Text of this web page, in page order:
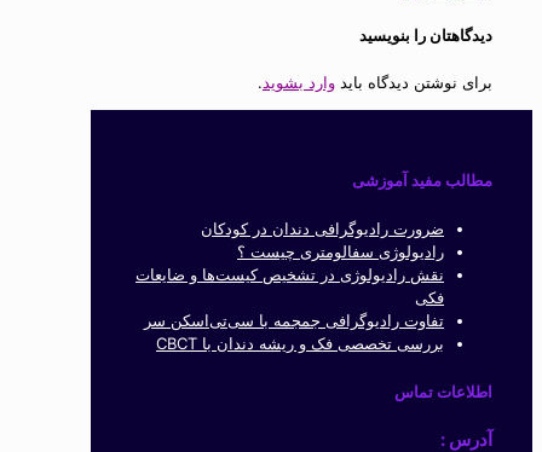
دیدگاهتان را بنویسید
برای نوشتن دیدگاه باید وارد بشوید.
مطالب مفید آموزشی
ضرورت رادیوگرافی دندان در کودکان
رادیولوژی سفالومتری چیست ؟
نقش رادیولوژی در تشخیص کیست‌ها و ضایعات
فکی
تفاوت رادیوگرافی جمجمه با سی‌تی‌اسکن سر
بررسی تخصصی فک و ریشه دندان با CBCT
اطلاعات تماس
آدرس :